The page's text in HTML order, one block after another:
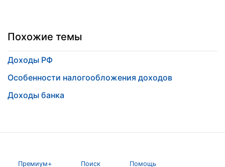
Похожие темы
Доходы РФ
Особенности налогообложения доходов
Доходы банка
Премиум+ Поиск Помощь